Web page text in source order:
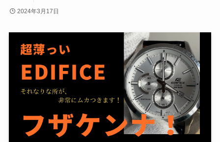
2024年3月17日